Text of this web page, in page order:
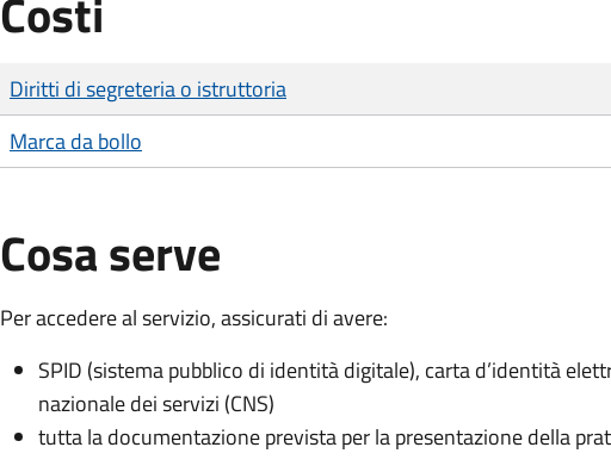
Costi
Tipo di pagamento
Importo
Diritti di segreteria o istruttoria
Marca da bollo
Cosa serve
Per accedere al servizio, assicurati di avere:
SPID (sistema pubblico di identità digitale), carta d’identità
nazionale dei servizi (CNS)
tutta la documentazione prevista per la presentazione della